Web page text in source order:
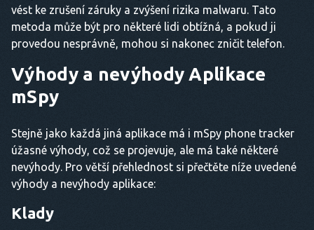
vést ke zrušení záruky a zvýšení rizika malwaru. Tato
metoda může být pro některé lidi obtížná, a pokud ji
provedou nesprávně, mohou si nakonec zničit telefon.
Výhody a nevýhodyAplikace
mSpy
Stejně jako každá jiná aplikace má i mSpy phone tracker
úžasné výhody, což se projevuje, ale má také některé
nevýhody. Pro větší přehlednost si přečtěte níže uvedené
výhody a nevýhody aplikace:
Klady